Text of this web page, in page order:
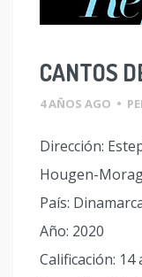
CANTOS
4 AÑOS AGO •
Dirección:
Hougen-
País:
Año: 2020
Calificación: 14